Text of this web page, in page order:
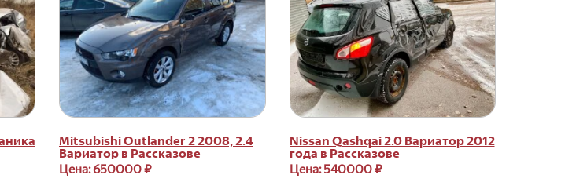
Mitsubishi Outlander 2 2008, 2.4
Вариатор в Рассказове
Цена: 650000 ₽
Nissan Qashqai 2.0 Вариатор 2012
года в Рассказове
Цена: 540000 ₽